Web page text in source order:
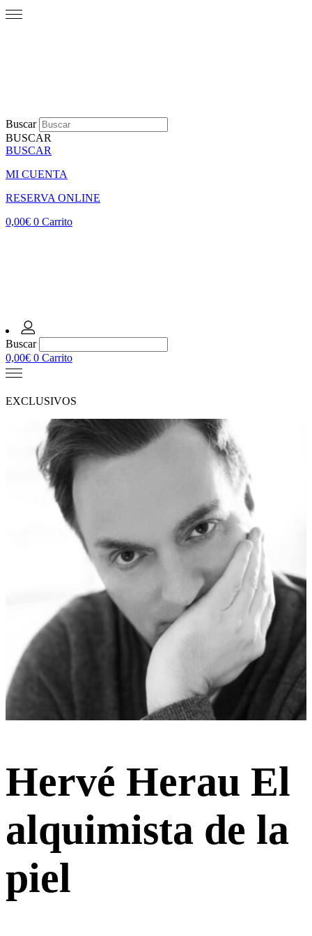
Buscar
BUSCAR
BUSCAR
MI CUENTA
RESERVA ONLINE
0,00€ 0 Carrito
Buscar
0,00€ 0 Carrito
EXCLUSIVOS
Hervé Herau El
alquimista de la
piel